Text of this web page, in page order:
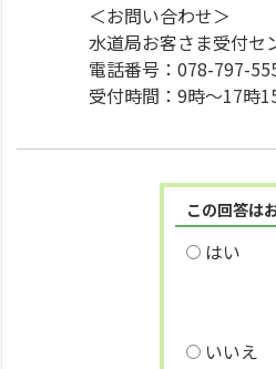
＜お問い合わせ＞
水道局お客さま受付セ
電話番号：078-797-
受付時間：9時～17時
この回答は
はい
いいえ